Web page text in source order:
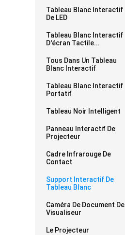
Tableau Blanc Interactif
De LED
Tableau Blanc Interactif
D'écran Tactile...
Tous Dans Un Tableau
Blanc Interactif
Tableau Blanc Interactif
Portatif
Tableau Noir Intelligent
Panneau Interactif De
Projecteur
Cadre Infrarouge De
Contact
Support Interactif De
Tableau Blanc
Caméra De Document De
Visualiseur
Le Projecteur